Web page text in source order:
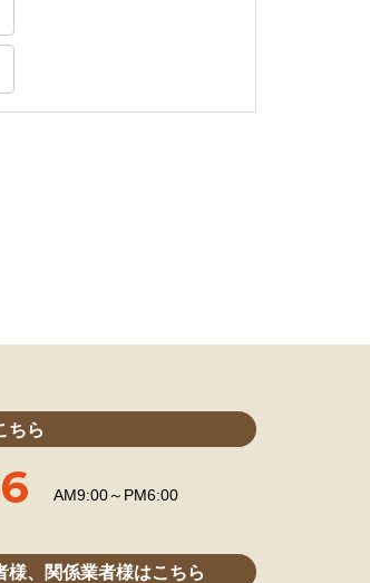
ちら
AM9:00～PM6:00
様、関係業者様はこちら